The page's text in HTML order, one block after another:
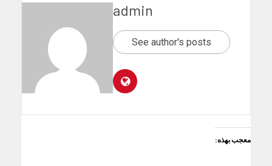
admin
See author's posts
معجب بهذه: